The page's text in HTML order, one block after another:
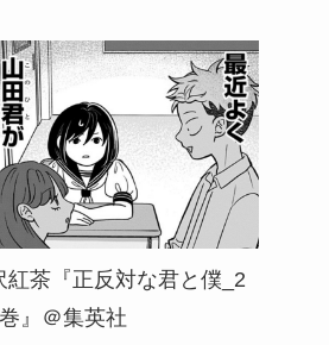
紅茶『正反対な君と僕_2
巻』＠集英社